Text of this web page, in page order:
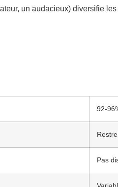
un audacieux) diversifie
92-
Pas